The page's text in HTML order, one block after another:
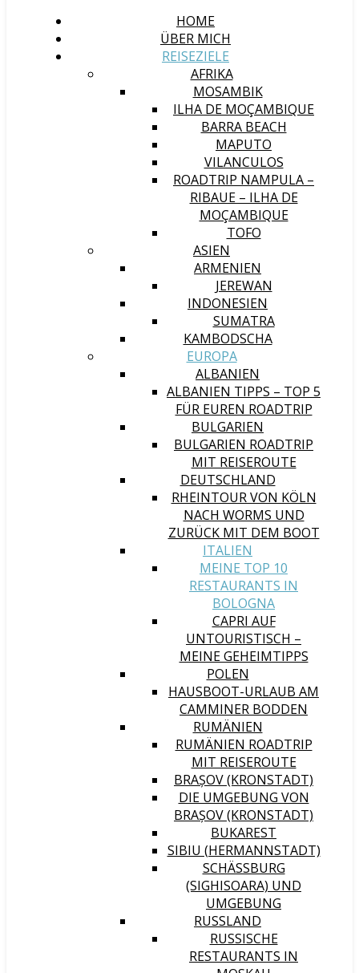
HOME
ÜBER MICH
REISEZIELE
AFRIKA
MOSAMBIK
ILHA DE MOÇAMBIQUE
BARRA BEACH
MAPUTO
VILANCULOS
ROADTRIP NAMPULA –
RIBAUE – ILHA DE
MOÇAMBIQUE
TOFO
ASIEN
ARMENIEN
JEREWAN
INDONESIEN
SUMATRA
KAMBODSCHA
EUROPA
ALBANIEN
ALBANIEN TIPPS – TOP 5
FÜR EUREN ROADTRIP
BULGARIEN
BULGARIEN ROADTRIP
MIT REISEROUTE
DEUTSCHLAND
RHEINTOUR VON KÖLN
NACH WORMS UND
ZURÜCK MIT DEM BOOT
ITALIEN
MEINE TOP 10
RESTAURANTS IN
BOLOGNA
CAPRI AUF
UNTOURISTISCH –
MEINE GEHEIMTIPPS
POLEN
HAUSBOOT-URLAUB AM
CAMMINER BODDEN
RUMÄNIEN
RUMÄNIEN ROADTRIP
MIT REISEROUTE
BRAȘOV (KRONSTADT)
DIE UMGEBUNG VON
BRAȘOV (KRONSTADT)
BUKAREST
SIBIU (HERMANNSTADT)
SCHÄSSBURG (
SIGHISOARA) UND U
MGEBUNG
RUSSLAND
RUSSISCHE
RESTAURANTS IN